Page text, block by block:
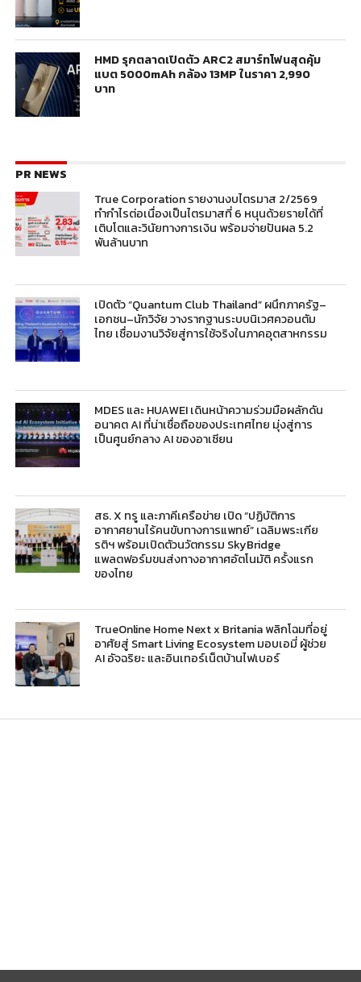
HMD รุกตลาดเปิดตัว ARC2 สมาร์ทโฟนสุดคุ้ม
แบต 5000mAh กล้อง 13MP ในราคา 2,990
บาท
PR NEWS
True Corporation รายงานงบไตรมาส 2/2569
ทำกำไรต่อเนื่องเป็นไตรมาสที่ 6 หนุนด้วยรายได้ที่
เติบโตและวินัยทางการเงิน พร้อมจ่ายปันผล 5.2
พันล้านบาท
เปิดตัว “Quantum Club Thailand” ผนึกภาครัฐ–
เอกชน–นักวิจัย วางรากฐานระบบนิเวศควอนตัม
ไทย เชื่อมงานวิจัยสู่การใช้จริงในภาคอุตสาหกรรม
MDES และ HUAWEI เดินหน้าความร่วมมือผลักดัน
อนาคต AI ที่น่าเชื่อถือของประเทศไทย มุ่งสู่การ
เป็นศูนย์กลาง AI ของอาเซียน
สธ. X ทรู และภาคีเครือข่าย เปิด “ปฏิบัติการ
อากาศยานไร้คนขับทางการแพทย์” เฉลิมพระเกีย
รติฯ พร้อมเปิดตัวนวัตกรรม SkyBridge
แพลตฟอร์มขนส่งทางอากาศอัตโนมัติ ครั้งแรก
ของไทย
TrueOnline Home Next x Britania พลิกโฉมที่อยู่
อาศัยสู่ Smart Living Ecosystem มอบเอมี่ ผู้ช่วย
AI อัจฉริยะ และอินเทอร์เน็ตบ้านไฟเบอร์